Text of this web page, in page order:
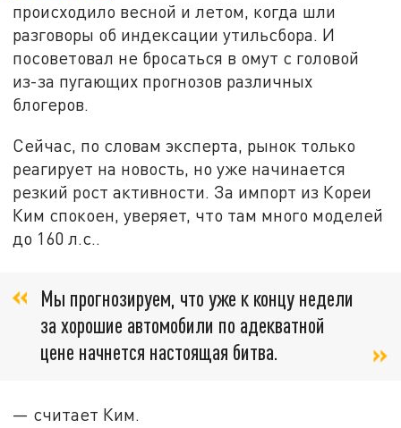
происходило весной и летом, когда шли
разговоры об индексации утильсбора. И
посоветовал не бросаться в омут с головой
из-за пугающих прогнозов различных
блогеров.
Сейчас, по словам эксперта, рынок только
реагирует на новость, но уже начинается
резкий рост активности. За импорт из Кореи
Ким спокоен, уверяет, что там много моделей
до 160 л.с..
Мы прогнозируем, что уже к концу недели
за хорошие автомобили по адекватной
цене начнется настоящая битва.
— считает Ким.